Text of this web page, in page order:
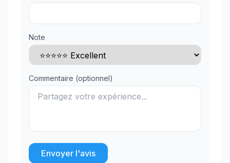
Note
Commentaire (optionnel)
Envoyer l'avis